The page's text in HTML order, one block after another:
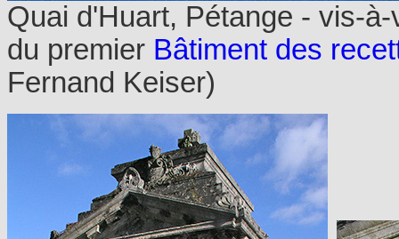
Quai d'Huart, Pétange - vis-
du premier Bâtiment des
Fernand Keiser)